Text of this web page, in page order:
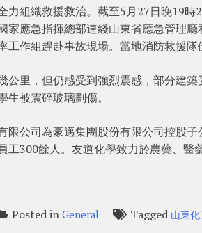
力組織救援救治。截至5月27日晚19
家應急指揮總部連綫山東省應急管理
作組趕赴事故現場。當地消防救援隊
公里，但仍感受到強烈震感，部分建
被震碎玻璃劃傷。
限公司為豪邁集團股份有限公司控股
工300餘人。友道化學致力於農藥、醫
Posted inGeneral Tagged 山東